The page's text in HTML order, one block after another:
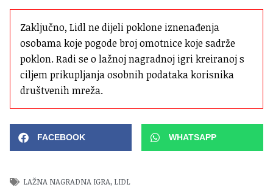
Zaključno, Lidl ne dijeli poklone iznenađenja
osobama koje pogode broj omotnice koje sadrže
poklon. Radi se o lažnoj nagradnoj igri kreiranoj s
ciljem prikupljanja osobnih podataka korisnika
društvenih mreža.
FACEBOOK WHATSAPP
LAŽNA NAGRADNA IGRA, LIDL